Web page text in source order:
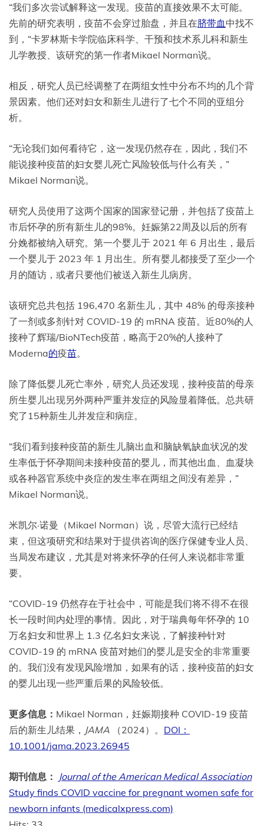
“我们多次尝试解释这一发现。疫苗的直接效果不太可能。
先前的研究表明，疫苗不会穿过胎盘，并且在脐带血 中找不
到，“卡罗林斯卡学院临床科学、干预和技术系儿科和新生
儿学教授、该研究的第一作者Mikael Norman说。
相反，研究人员已经调整了在两组女性中分布不均的几个背
景因素。他们还对妇女和新生儿进行了七个不同的亚组分
析。
“无论我们如何看待它，这一发现仍然存在，因此，我们不
能说接种疫苗的妇女婴儿死亡风险较低与什么有关，”
Mikael Norman说。
研究人员使用了这两个国家的国家登记册，并包括了疫苗上
市后怀孕的所有新生儿的98%。妊娠第22周及以后的所有
分娩都被纳入研究。第一个婴儿于 2021 年 6 月出生，最后
一个婴儿于 2023 年 1 月出生。所有婴儿都接受了至少一个
月的随访，或者只要他们被送入新生儿病房。
该研究总共包括 196,470 名新生儿，其中 48% 的母亲接种
了一剂或多剂针对 COVID-19 的 mRNA 疫苗。近80%的人
接种了辉瑞/BioNTech疫苗，略高于20%的人接种了
Moderna的疫苗。
除了降低婴儿死亡率外，研究人员还发现，接种疫苗的母亲
所生婴儿出现另外两种严重并发症的风险显着降低。总共研
究了15种新生儿并发症和病症。
“我们看到接种疫苗的新生儿脑出血和脑缺氧缺血状况的发
生率低于怀孕期间未接种疫苗的婴儿，而其他出血、血凝块
或各种器官系统中炎症的发生率在两组之间没有差异，”
Mikael Norman说。
米凯尔·诺曼（Mikael Norman）说，尽管大流行已经结
束，但这项研究和结果对于提供咨询的医疗保健专业人员、
当局发布建议，尤其是对将来怀孕的任何人来说都非常重
要。
“COVID-19 仍然存在于社会中，可能是我们将不得不在很
长一段时间内处理的事情。因此，对于瑞典每年怀孕的 10
万名妇女和世界上 1.3 亿名妇女来说，了解接种针对
COVID-19 的 mRNA 疫苗对她们的婴儿是安全的非常重要
的。我们没有发现风险增加，如果有的话，接种疫苗的妇女
的婴儿出现一些严重后果的风险较低。
更多信息： Mikael Norman，妊娠期接种 COVID-19 疫苗
后的新生儿结果， JAMA （2024）。 DOI：
10.1001/jama.2023.26945
期刊信息： Journal of the American Medical Association
Study finds COVID vaccine for pregnant women safe for
newborn infants (medicalxpress.com)